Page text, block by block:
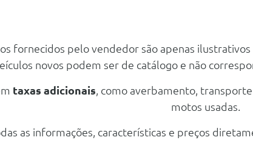
Adaptativa
(Lca)
fornecidos pelo vendedor são apenas
novos podem ser de catálogo e não
taxas adicionais , como averbamento,
motos usadas.
as informações, características e preços